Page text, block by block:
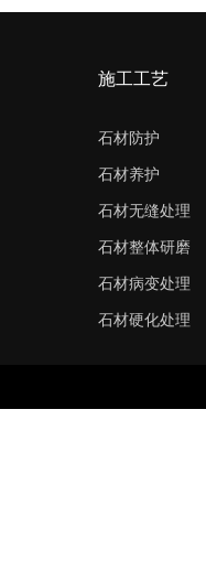
施工工艺
石材防护
石材养护
石材无缝处理
石材整体研磨
石材病变处理
石材硬化处理